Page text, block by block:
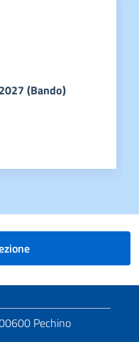
(Bando)
(BANDO)
Pechino